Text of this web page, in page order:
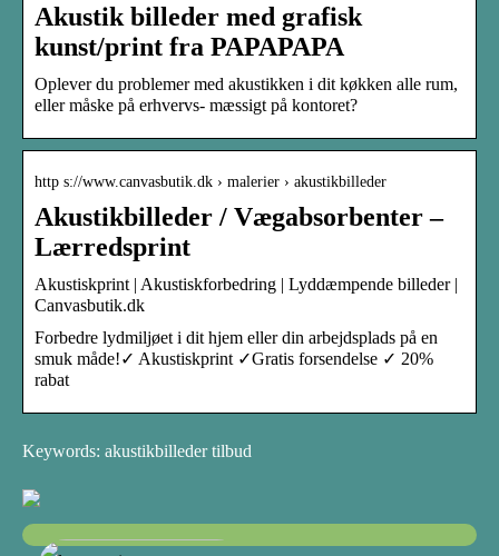
Akustik billeder med grafisk
kunst/print fra PAPAPAPA
Oplever du problemer med akustikken i dit køkken alle rum,
eller måske på erhvervs- mæssigt på kontoret?
http s://www.canvasbutik.dk › malerier › akustikbilleder
Akustikbilleder / Vægabsorbenter –
Lærredsprint
Akustiskprint | Akustiskforbedring | Lyddæmpende billeder |
Canvasbutik.dk
Forbedre lydmiljøet i dit hjem eller din arbejdsplads på en
smuk måde!✓ Akustiskprint ✓Gratis forsendelse ✓ 20%
rabat
Keywords: akustikbilleder tilbud